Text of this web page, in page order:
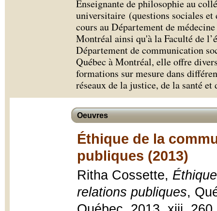
Enseignante de philosophie au
universitaire (questions sociales et
cours au Département de
Montréal ainsi qu'à la Faculté de
Département de communication
Québec à Montréal, elle offre
formations sur mesure dans
réseaux de la justice, de la santé et
Oeuvres
Éthique de la
publiques (2013)
Ritha Cossette,
relations publiques,